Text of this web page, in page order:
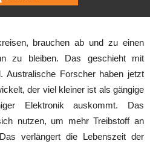
brauchen ab und zu einen
zu bleiben. Das geschieht mit
Australische Forscher haben jetzt
der viel kleiner ist als gängige
Elektronik auskommt. Das
nutzen, um mehr Treibstoff an
verlängert die Lebenszeit der